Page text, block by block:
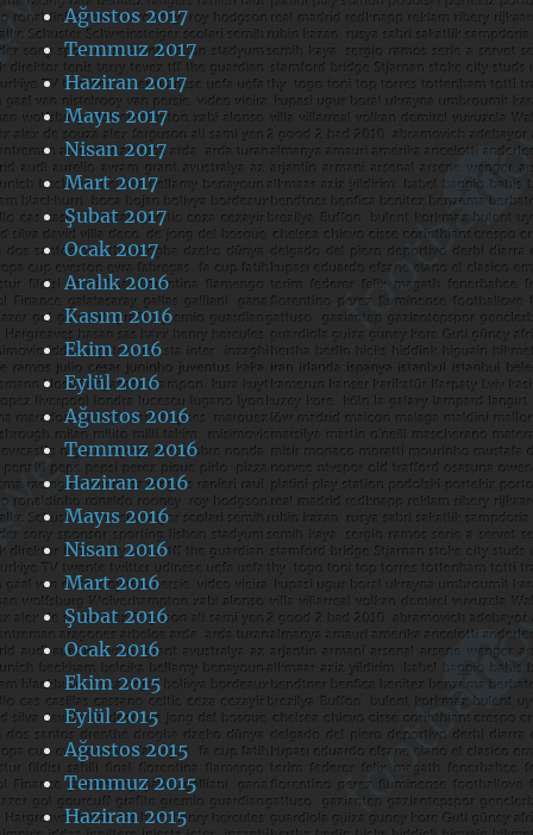
Ağustos 2017
Temmuz 2017
Haziran 2017
Mayıs 2017
Nisan 2017
Mart 2017
Şubat 2017
Ocak 2017
Aralık 2016
Kasım 2016
Ekim 2016
Eylül 2016
Ağustos 2016
Temmuz 2016
Haziran 2016
Mayıs 2016
Nisan 2016
Mart 2016
Şubat 2016
Ocak 2016
Ekim 2015
Eylül 2015
Ağustos 2015
Temmuz 2015
Haziran 2015